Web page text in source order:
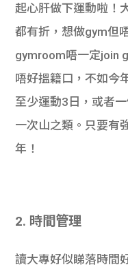
起心肝做下運動啦！
都有折，想做gym但
gymroom唔一定join
唔好搵籍口，不如今
至少運動3日，或者
一次山之類。只要有
年！
2. 時間管理
讀大專好似睇落時間